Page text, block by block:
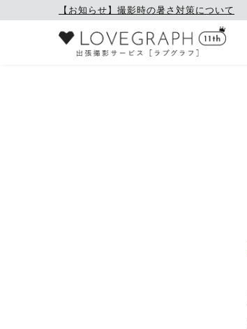
【お知らせ】撮影時の暑さ対策について